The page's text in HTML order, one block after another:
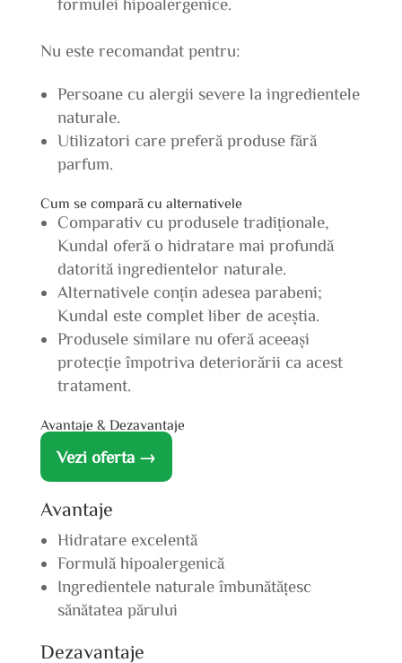
Nu este recomandat pentru:
Persoane cu alergii severe la ingredientele
naturale.
Utilizatori care preferă produse fără
parfum.
Cum se compară cu alternativele
Comparativ cu produsele tradiționale,
Kundal oferă o hidratare mai profundă
datorită ingredientelor naturale.
Alternativele conțin adesea parabeni;
Kundal este complet liber de aceștia.
Produsele similare nu oferă aceeași
protecție împotriva deteriorării ca acest
tratament.
Avantaje & Dezavantaje
Vezi oferta →
Avantaje
Hidratare excelentă
Formulă hipoalergenică
Ingredientele naturale îmbunătățesc
sănătatea părului
Dezavantaje